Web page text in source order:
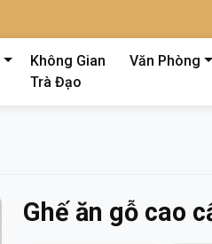
Không Gian
Trà Đạo
Văn Phòng
Ghế ăn gỗ cao